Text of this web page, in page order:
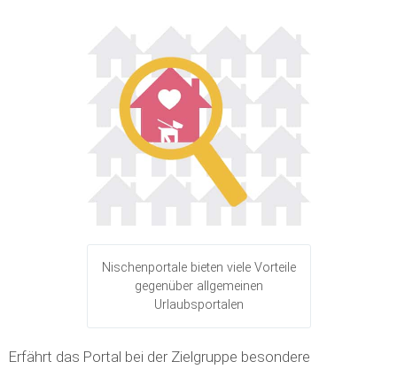
Nischenportale bieten viele Vorteile
gegenüber allgemeinen
Urlaubsportalen
Erfährt das Portal bei der Zielgruppe besondere